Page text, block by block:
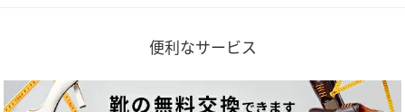
便利なサービス